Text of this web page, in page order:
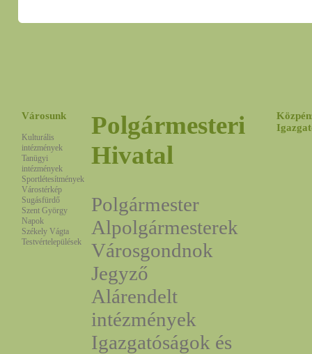
Városunk
Kulturális
intézmények
Tanügyi
intézmények
Sportlétesítmények
Várostérkép
Sugásfürdő
Szent György
Napok
Székely Vágta
Testvértelepülések
Polgármesteri
Hivatal
Polgármester
Alpolgármesterek
Városgondnok
Jegyző
Alárendelt
intézmények
Igazgatóságok és